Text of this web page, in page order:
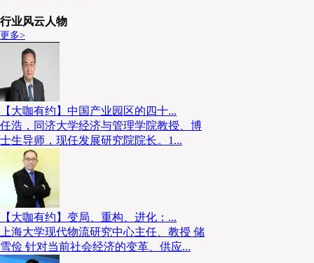
行业风云人物
更多>
【大咖有约】中国产业园区的四十...
任浩，同济大学经济与管理学院教授、博
士生导师，现任发展研究院院长。1...
【大咖有约】变局、重构、进化：...
上海大学现代物流研究中心主任、教授 储
雪俭 针对当前社会经济的变革、供应...